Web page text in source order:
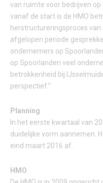
van ruimte voor bedrijven
vanaf de start is de HMO
herstructureringsproces van
afgelopen periode
ondernemers op
op Spoorlanden veel
betrokkenheid bij
perspectief.”
Planning
In het eerste kwartaal van
duidelijke vorm aannemen.
eind maart 2016 af.
HMO